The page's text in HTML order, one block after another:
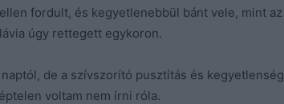
fordult, és kegyetlenebbül bánt vele, mint az
úgy rettegett egykoron.
de a szívszorító pusztítás és kegyetlenség
voltam nem írni róla.